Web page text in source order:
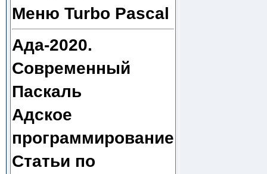
Меню Turbo Pascal
Ада-2020.
Современный
Паскаль
Адское
программирование
Статьи по